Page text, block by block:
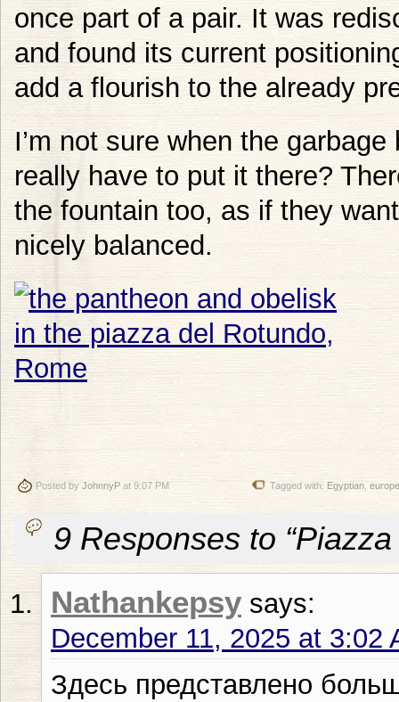
once part of a pair. It was
and found its current
add a flourish to the already
I’m not sure when the
really have to put it there?
the fountain too, as if they
nicely balanced.
Posted by JohnnyP at 9:07 PM Tagged with: Egyptian europe
9 Responses to
Nathankepsy says:
December 11, 2025 at 3:02
Здесь представлено